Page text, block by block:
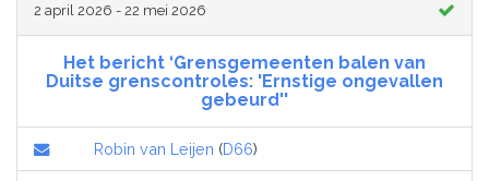
2 april 2026 - 22 mei 2026
Het bericht ‘Grensgemeenten balen van
Duitse grenscontroles: 'Ernstige ongevallen
gebeurd''
Robin van Leijen (D66)